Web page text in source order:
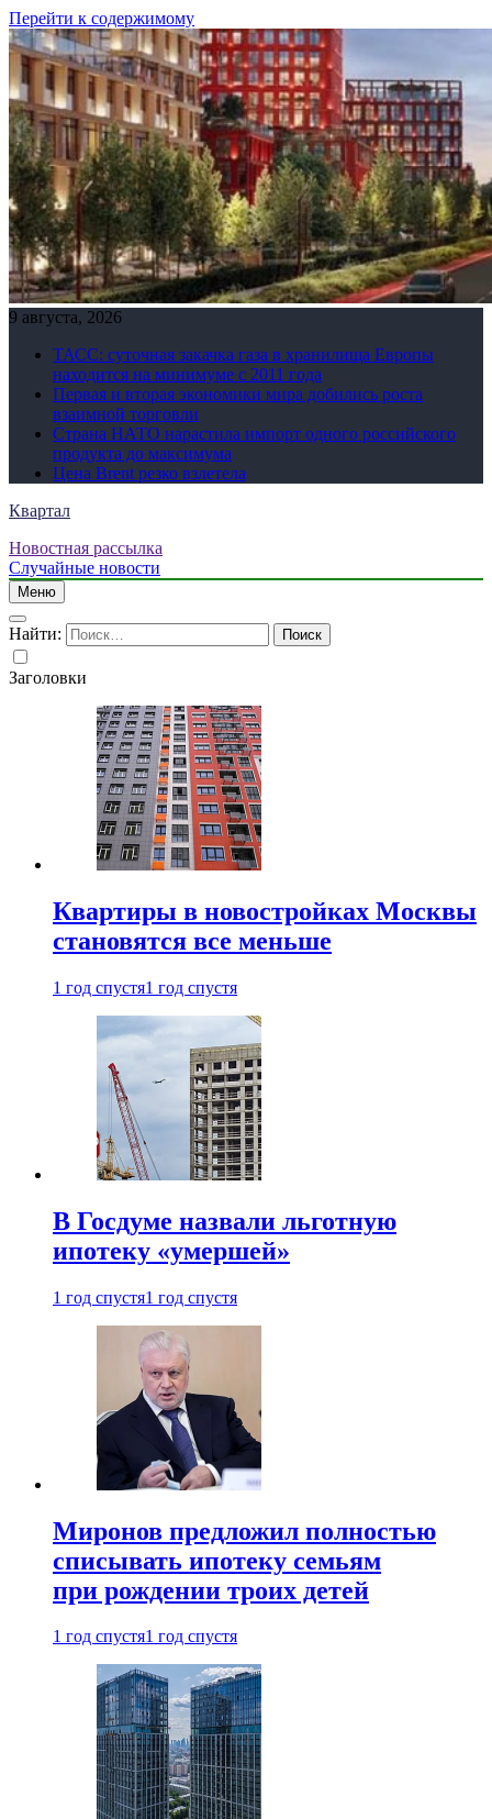
Перейти к содержимому
9 августа, 2026
ТАСС: суточная закачка газа в хранилища Европы
находится на минимуме с 2011 года
Первая и вторая экономики мира добились роста
взаимной торговли
Страна НАТО нарастила импорт одного российского
продукта до максимума
Цена Brent резко взлетела
Квартал
Новостная рассылка
Случайные новости
Меню
Найти:
Заголовки
Квартиры в новостройках Москвы
становятся все меньше
1 год спустя1 год спустя
В Госдуме назвали льготную
ипотеку «умершей»
1 год спустя1 год спустя
Миронов предложил полностью
списывать ипотеку семьям
при рождении троих детей
1 год спустя1 год спустя